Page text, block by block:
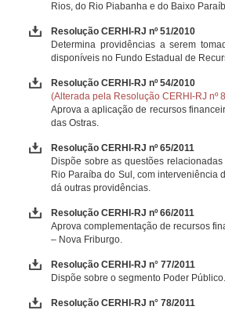
Rios, do Rio Piabanha e do Baixo
Resolução CERHI-RJ nº 51/2010
Determina providências a serem
disponíveis no Fundo Estadual de
Resolução CERHI-RJ nº 54/2010
(Alterada pela Resolução CERHI-RJ nº
Aprova a aplicação de recursos
das Ostras.
Resolução CERHI-RJ nº 65/2011
Dispõe sobre as questões
Rio Paraíba do Sul, com interveniência
dá outras providências.
Resolução CERHI-RJ nº 66/2011
Aprova complementação de recursos
– Nova Friburgo.
Resolução CERHI-RJ n° 77/2011
Dispõe sobre o segmento Poder Público.
Resolução CERHI-RJ n° 78/2011